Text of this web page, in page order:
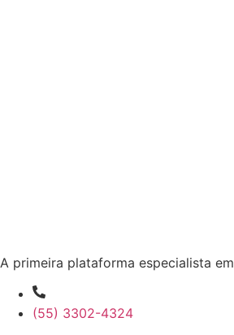
A primeira plataforma especialista em
(55) 3302-4324